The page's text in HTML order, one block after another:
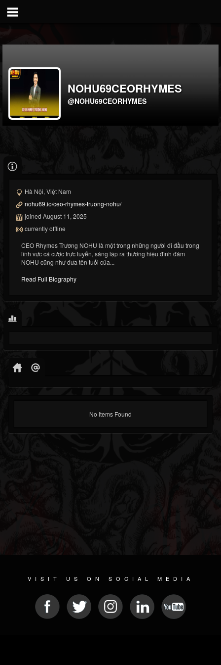
NOHU69CEORHYMES
@NOHU69CEORHYMES
Hà Nội, Việt Nam
nohu69.io/ceo-rhymes-truong-nohu/
joined August 11, 2025
currently offline
CEO Rhymes Trương NOHU là một trong những người đi đầu trong
lĩnh vực cá cược trực tuyến, sáng lập ra thương hiệu đình đám
NOHU cũng như đưa tên tuổi của...
Read Full Biography
No Items Found
VISIT US ON SOCIAL MEDIA